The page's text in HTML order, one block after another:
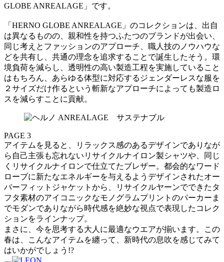
GLOBE ANREALAGE」です。
「HERNO GLOBE ANREALAGE」のコレクションは、出自
は異なるものの、親和性を持つふたつのブランドが出会い、
同じ考えとファッションのアプローチ、職人技のノウハウな
どを共有し、共通の理念を追求することで誕生したそう。環
境負荷を減らし、透明性の高い製造工程を実施していること
はもちろん、あらゆる体型に対応するジェンダーレスな服を
２サイズだけ作るという斬新なアプローチによっても製造ロ
スを減らすことに貢献。
PAGE 3
アイテムを見ると、リラックス感のあるデザインでありなが
ら自己主張も忘れないリサイクルナイロン製シャツや、同じ
くリサイクルナイロンで仕立てたブレザー。都会的なワード
ローブに新たなエネルギーを与えるようデザインされたオー
バーフィットジャケットから、リサイクルヤーンでできたタ
フタ素材のアイコニックなモノグラムプリントのパーカーま
でモダンでありながら時代感を絶妙な視点で表現したコレク
ションをラインナップ。
まさに、今を思考する大人に最適なウエアが揃います。この
春は、こんなアイテムを纏って、新時代の息吹を感じてみて
はいかがでしょう!?